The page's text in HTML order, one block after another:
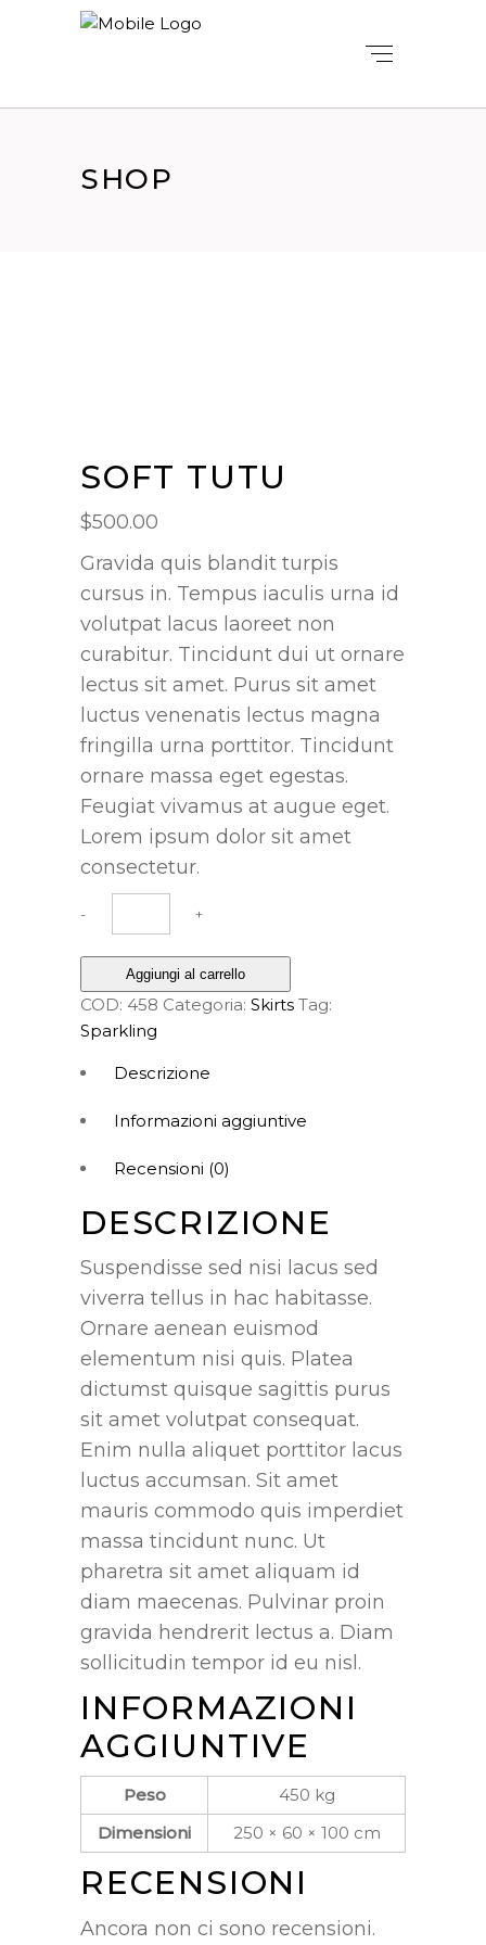
SHOP
SOFT TUTU
$500.00
Gravida quis blandit turpis
cursus in. Tempus iaculis urna id
volutpat lacus laoreet non
curabitur. Tincidunt dui ut ornare
lectus sit amet. Purus sit amet
luctus venenatis lectus magna
fringilla urna porttitor. Tincidunt
ornare massa eget egestas.
Feugiat vivamus at augue eget.
Lorem ipsum dolor sit amet
consectetur.
tutu
quantity
- +
Aggiungi al carrello
COD: 458 Categoria: Skirts Tag:
Sparkling
Descrizione
Informazioni aggiuntive
Recensioni (0)
DESCRIZIONE
Suspendisse sed nisi lacus sed
viverra tellus in hac habitasse.
Ornare aenean euismod
elementum nisi quis. Platea
dictumst quisque sagittis purus
sit amet volutpat consequat.
Enim nulla aliquet porttitor lacus
luctus accumsan. Sit amet
mauris commodo quis imperdiet
massa tincidunt nunc. Ut
pharetra sit amet aliquam id
diam maecenas. Pulvinar proin
gravida hendrerit lectus a. Diam
sollicitudin tempor id eu nisl.
INFORMAZIONI
AGGIUNTIVE
Peso
450 kg
Dimensioni
250 × 60 × 100 cm
RECENSIONI
Ancora non ci sono recensioni.